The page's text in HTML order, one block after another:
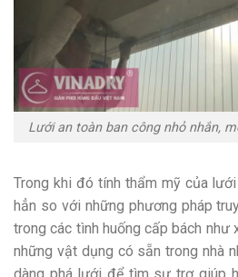
Lưới an toàn ban công nhỏ nhắn,
Trong khi đó tính thẩm mỹ của
hẳn so với những phương pháp
trong các tình huống cấp bách như
những vật dụng có sẵn trong nhà